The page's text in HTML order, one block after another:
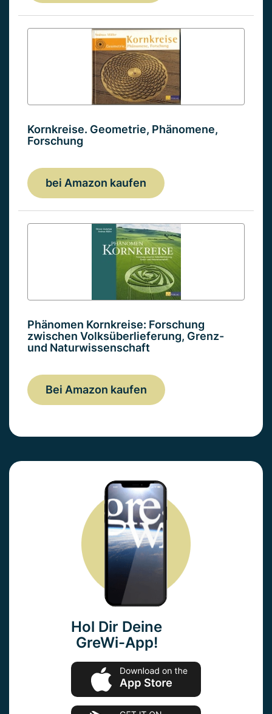
Kornkreise. Geometrie, Phänomene,
Forschung
bei Amazon kaufen
Phänomen Kornkreise: Forschung
zwischen Volksüberlieferung, Grenz-
und Naturwissenschaft
Bei Amazon kaufen
Hol Dir Deine
GreWi-App!